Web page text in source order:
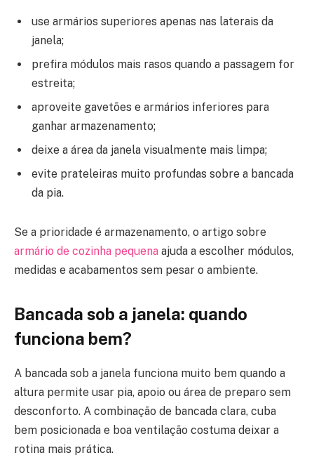
use armários superiores apenas nas laterais da
janela;
prefira módulos mais rasos quando a passagem for
estreita;
aproveite gavetões e armários inferiores para
ganhar armazenamento;
deixe a área da janela visualmente mais limpa;
evite prateleiras muito profundas sobre a bancada
da pia.
Se a prioridade é armazenamento, o artigo sobre
armário de cozinha pequena ajuda a escolher módulos,
medidas e acabamentos sem pesar o ambiente.
Bancada sob a janela: quando
funciona bem?
A bancada sob a janela funciona muito bem quando a
altura permite usar pia, apoio ou área de preparo sem
desconforto. A combinação de bancada clara, cuba
bem posicionada e boa ventilação costuma deixar a
rotina mais prática.